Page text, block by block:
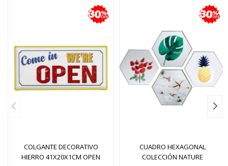
COLGANTE DECORATIVO
HIERRO 41X20X1CM OPEN
CUADRO HEXAGONAL
COLECCIÓN NATURE